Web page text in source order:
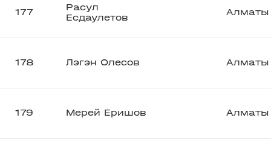
177
Расул
Есдаулетов
Алматы
178 Лэгэн Олесов Алматы
179 Мерей Еришов Алматы